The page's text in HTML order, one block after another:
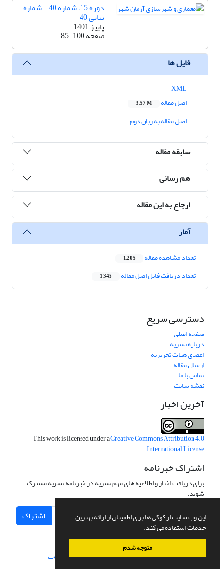
این وب سایت از کوکی ها برای اطمینان از ارائه بهترین
خدمات استفاده می کند.
متوجه شدم
دوره 15، شماره 40 - شماره
پیاپی 40
پاییز 1401
صفحه85-100
فایل ها
اصل مقاله
3.57 M
اصل مقاله به زبان دوم
سابقه مقاله
هم رسانی
ارجاع به این مقاله
آمار
تعداد مشاهده مقاله 1,205
تعداد دریافت فایل اصل مقاله 1,345
دسترسی سریع
صفحه اصلی
درباره نشریه
اعضای هیات تحریریه
ارسال مقاله
تماس با ما
نقشه سایت
آخرین اخبار
This work is licensed under aCreative Commons Attribution 4.0
International License
.
اشتراک خبرنامه
برای دریافت اخبار و اطلاعیه های مهم نشریه در خبرنامه نشریه مشترک
شوید.
اشتراک
سامانه مدیریت نشریات علمی.طراحی و پیاده سازی از سیناوب